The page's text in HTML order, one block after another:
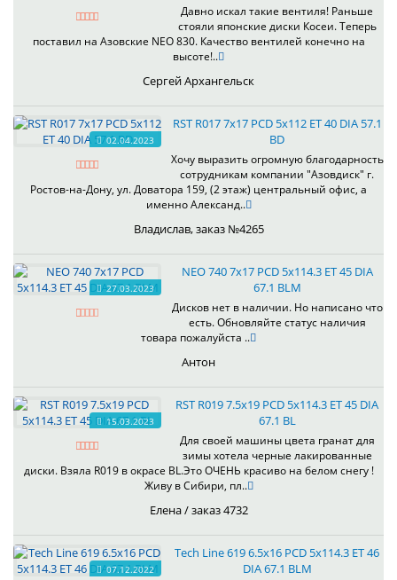
Давно искал такие вентиля! Раньше
стояли японские диски Косеи. Теперь
поставил на Азовские NEO 830. Качество вентилей конечно на
высоте!..
Сергей Архангельск
02.04.2023
RST R017 7x17 PCD 5x112 ET 40 DIA 57.1
BD
Хочу выразить огромную благодарность
сотрудникам компании "Азовдиск" г.
Ростов-на-Дону, ул. Доватора 159, (2 этаж) центральный офис, а
именно Александ..
Владислав, заказ №4265
27.03.2023
NEO 740 7x17 PCD 5x114.3 ET 45 DIA
67.1 BLM
Дисков нет в наличии. Но написано что
есть. Обновляйте статус наличия
товара пожалуйста ..
Антон
15.03.2023
RST R019 7.5x19 PCD 5x114.3 ET 45 DIA
67.1 BL
Для своей машины цвета гранат для
зимы хотела черные лакированные
диски. Взяла R019 в окрасе BL.Это ОЧЕНЬ красиво на белом снегу !
Живу в Сибири, пл..
Елена / заказ 4732
07.12.2022
Tech Line 619 6.5x16 PCD 5x114.3 ET 46
DIA 67.1 BLM